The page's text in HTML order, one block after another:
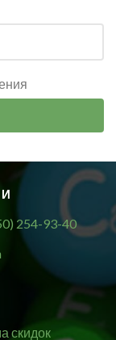
254-93-40
скидок